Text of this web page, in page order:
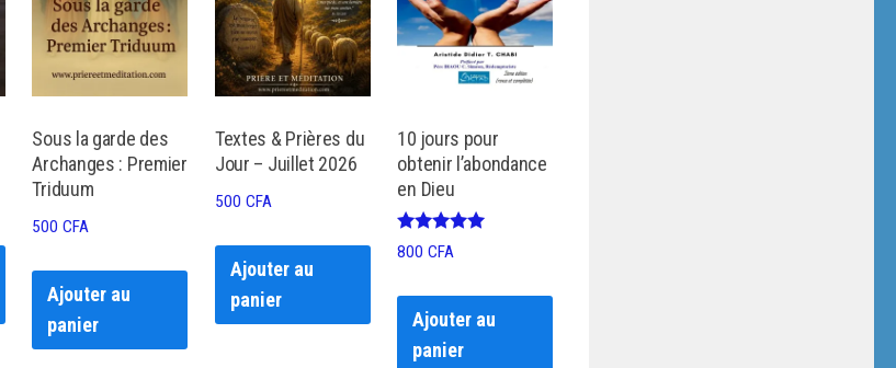
Sous la garde des
Archanges : Premier
Triduum
500CFA
Ajouter au
panier
Textes & Prières du
Jour – Juillet 2026
500 CFA
Ajouter au
panier
10 jours pour
obtenir l’abondance
en Dieu
Note
5.00
800CFA
Ajouter au
panier